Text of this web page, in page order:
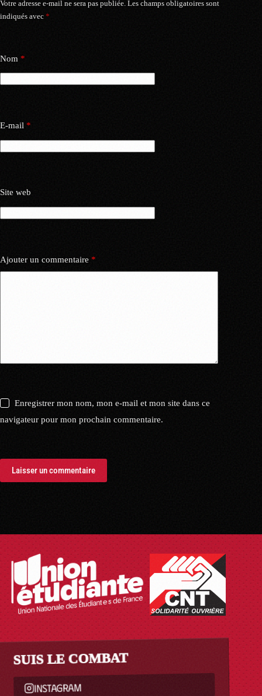
Votre adresse e-mail ne sera pas publiée. Les champs obligatoires sont
indiqués avec *
Nom *
E-mail *
Site web
Ajouter un commentaire *
Enregistrer mon nom, mon e-mail et mon site dans ce
navigateur pour mon prochain commentaire.
Laisser un commentaire
SUIS LE COMBAT
INSTAGRAM